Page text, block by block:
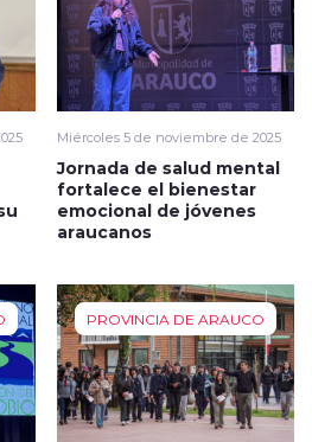
Miércoles 5 de noviembre de 2025
Jornada de salud mental
fortalece el bienestar
emocional de jóvenes
araucanos
PROVINCIA DE ARAUCO